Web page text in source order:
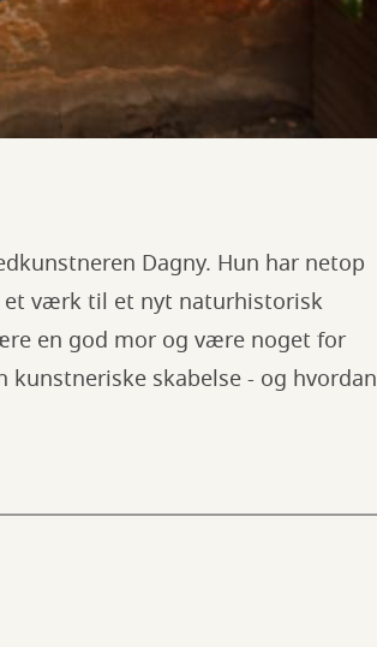
Dagny. Hun har netop
et værk til et nyt naturhistorisk
en god mor og være noget for
skabelse - og hvordan